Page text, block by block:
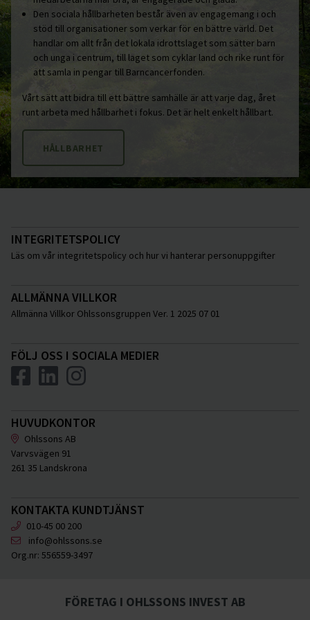
Den sociala hållbarheten består även av engagemang i och
stöd till organisationer som verkar för en bättre värld. Det
handlar om allt från det lokala idrottslaget som sätter barn
och unga i centrum, till laget som cyklar land och rike runt för
att samla in pengar till Barncancerfonden.
Vårt sätt att bidra till ett bättre samhälle är att varje dag, året
runt arbeta med hållbarhet i fokus. Det är helt enkelt hållbart.
HÅLLBARHET
INTEGRITETSPOLICY
Läs om vår integritetspolicy och hur vi hanterar personuppgifter
ALLMÄNNA VILLKOR
Allmänna Villkor Ohlssonsgruppen Ver. 1 2025 07 01
FÖLJ OSS I SOCIALA MEDIER
HUVUDKONTOR
Ohlssons AB
Varvsvägen 91
261 35 Landskrona
KONTAKTA KUNDTJÄNST
010-45 00 200
info@ohlssons.se
Org.nr: 556559-3497
FÖRETAG I OHLSSONS INVEST AB